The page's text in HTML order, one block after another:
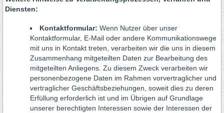
Diensten:
Kontaktformular: Wenn Nutzer über unser
Kontaktformular, E-Mail oder andere Kommunikationswege
mit uns in Kontakt treten, verarbeiten wir die uns in diesem
Zusammenhang mitgeteilten Daten zur Bearbeitung des
mitgeteilten Anliegens. Zu diesem Zweck verarbeiten wir
personenbezogene Daten im Rahmen vorvertraglicher und
vertraglicher Geschäftsbeziehungen, soweit dies zu deren
Erfüllung erforderlich ist und im Übrigen auf Grundlage
unserer berechtigten Interessen sowie der Interessen der